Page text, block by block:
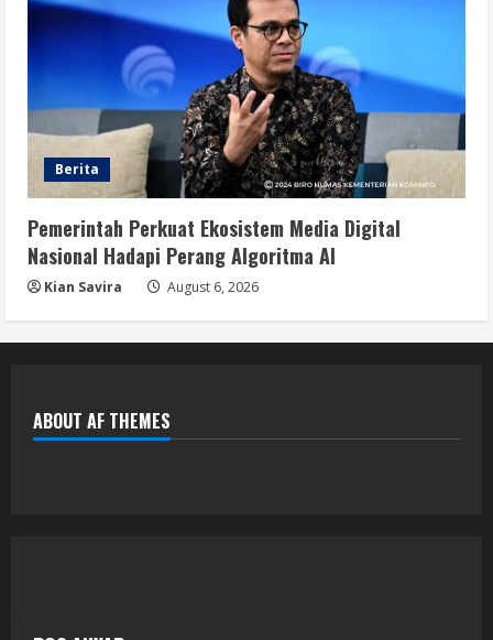
Berita
Pemerintah Perkuat Ekosistem Media Digital
Nasional Hadapi Perang Algoritma AI
Kian Savira August 6, 2026
ABOUT AF THEMES